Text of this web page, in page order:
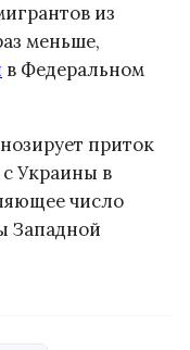
из
меньше,
в Федеральном
приток
Украины в
число
Западной